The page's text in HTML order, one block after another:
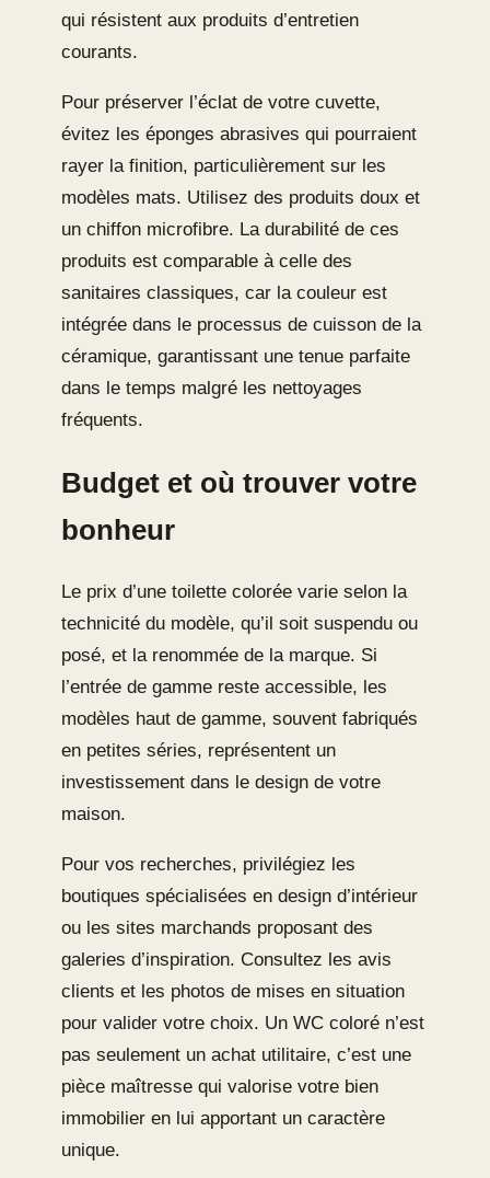
qui résistent aux produits d’entretien
courants.
Pour préserver l’éclat de votre cuvette,
évitez les éponges abrasives qui pourraient
rayer la finition, particulièrement sur les
modèles mats. Utilisez des produits doux et
un chiffon microfibre. La durabilité de ces
produits est comparable à celle des
sanitaires classiques, car la couleur est
intégrée dans le processus de cuisson de la
céramique, garantissant une tenue parfaite
dans le temps malgré les nettoyages
fréquents.
Budget et où trouver votre
bonheur
Le prix d’une toilette colorée varie selon la
technicité du modèle, qu’il soit suspendu ou
posé, et la renommée de la marque. Si
l’entrée de gamme reste accessible, les
modèles haut de gamme, souvent fabriqués
en petites séries, représentent un
investissement dans le design de votre
maison.
Pour vos recherches, privilégiez les
boutiques spécialisées en design d’intérieur
ou les sites marchands proposant des
galeries d’inspiration. Consultez les avis
clients et les photos de mises en situation
pour valider votre choix. Un WC coloré n’est
pas seulement un achat utilitaire, c’est une
pièce maîtresse qui valorise votre bien
immobilier en lui apportant un caractère
unique.